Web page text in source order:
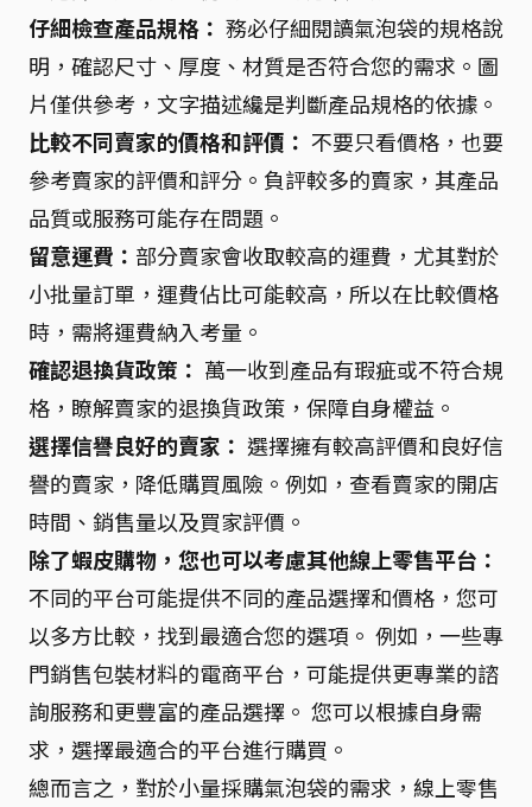
仔細檢查產品規格： 務必仔細閱讀氣泡袋的規格說
明，確認尺寸、厚度、材質是否符合您的需求。圖
片僅供參考，文字描述纔是判斷產品規格的依據。
比較不同賣家的價格和評價： 不要只看價格，也要
參考賣家的評價和評分。負評較多的賣家，其產品
品質或服務可能存在問題。
留意運費： 部分賣家會收取較高的運費，尤其對於
小批量訂單，運費佔比可能較高，所以在比較價格
時，需將運費納入考量。
確認退換貨政策： 萬一收到產品有瑕疵或不符合規
格，瞭解賣家的退換貨政策，保障自身權益。
選擇信譽良好的賣家： 選擇擁有較高評價和良好信
譽的賣家，降低購買風險。例如，查看賣家的開店
時間、銷售量以及買家評價。
除了蝦皮購物，您也可以考慮其他線上零售平台：
不同的平台可能提供不同的產品選擇和價格，您可
以多方比較，找到最適合您的選項。 例如，一些專
門銷售包裝材料的電商平台，可能提供更專業的諮
詢服務和更豐富的產品選擇。 您可以根據自身需
求，選擇最適合的平台進行購買。
總而言之，對於小量採購氣泡袋的需求，線上零售